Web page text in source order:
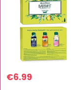
€6.99